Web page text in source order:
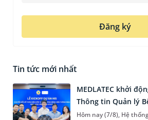
Đăng ký
Tin tức mới nhất
MEDLATEC khởi
Thông tin Quản lý
Hôm nay (7/8), Hệ